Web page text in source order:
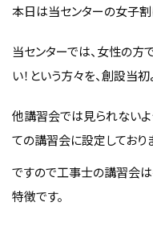
本日は当センターの女子割
当センターでは、女性の
い！という方々を、創設当
他講習会では見られない
ての講習会に設定しており
ですので工事士の講習会
特徴です。